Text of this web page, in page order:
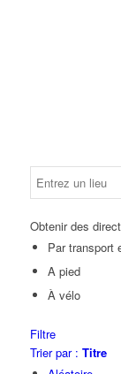
Obtenir des
Par transport
A pied
À vélo
Filtre
Trier par : Titre